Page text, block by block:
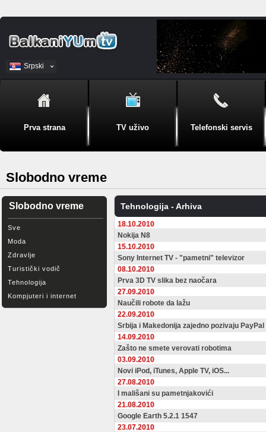
Srpski
BiH
Prva strana TV uživo Telefonski servis
Slobodno vreme
Slobodno vreme
Sve
Moda
Zdravlje
Turistički vodič
Tehnologija
Kompjuteri i internet
Tehnologija - Arhiva
18.10.2010
Nokija N8
15.10.2010
Sony Internet TV - "pametni" televizor
08.10.2010
Prva 3D TV slika bez naočara
27.09.2010
Naučili robote da lažu
22.09.2010
Srbija i Makedonija zajedno pozivaju PayPal
14.09.2010
Zašto ne smete verovati robotima
03.09.2010
Novi iPod, iTunes, Apple TV, iOS...
27.08.2010
I mališani su pametnjakovići
21.08.2010
Google Earth 5.2.1 1547
23.07.2010